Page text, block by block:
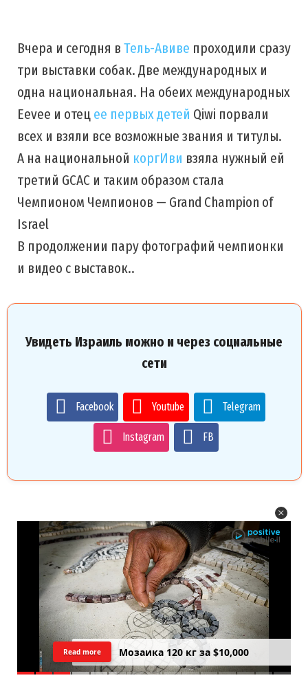
Вчера и сегодня вТель-Авиве проходили сразу
три выставки собак. Две международных и
одна национальная. На обеих международных
Eevee и отецее первых детей Qiwi порвали
всех и взяли все возможные звания и титулы.
А на национальной коргИви взяла нужный ей
третий GCAC и таким образом стала
Чемпионом Чемпионов — Grand Champion of
Israel
В продолжении пару фотографий чемпионки
и видео с выставок..
Увидеть Израиль можно и через социальные
сети
Facebook Youtube Telegram
Instagram FB
Цреда — Самарийский вид на
закатний Тель Авив
Read more